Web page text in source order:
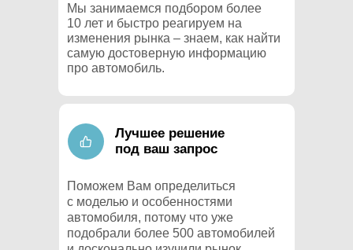
Мы занимаемся подбором более
10 лет и быстро реагируем на
изменения рынка – знаем, как найти
самую достоверную информацию
про автомобиль.
Поможем Вам определиться
с моделью и особенностями
автомобиля, потому что уже
подобрали более 500 автомобилей
Лучшее решение
под ваш запрос